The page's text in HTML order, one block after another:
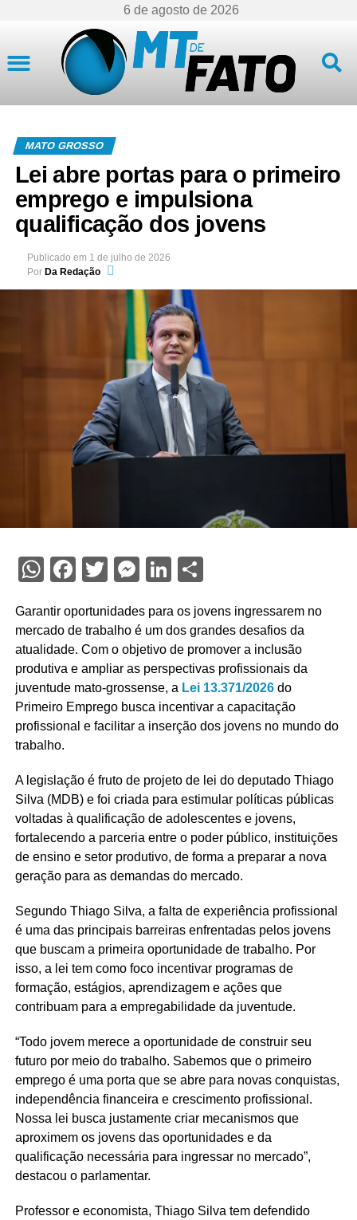
6 de agosto de 2026
MATO GROSSO
Lei abre portas para o primeiro
emprego e impulsiona
qualificação dos jovens
Publicado em 1 de julho de 2026
Por Da Redação
WhatsApp
Facebook
Twitter
Messenger
LinkedIn
Share
Garantir oportunidades para os jovens ingressarem no
mercado de trabalho é um dos grandes desafios da
atualidade. Com o objetivo de promover a inclusão
produtiva e ampliar as perspectivas profissionais da
juventude mato-grossense, a Lei 13.371/2026do
Primeiro Emprego busca incentivar a capacitação
profissional e facilitar a inserção dos jovens no mundo do
trabalho.
A legislação é fruto de projeto de lei do deputado Thiago
Silva (MDB) e foi criada para estimular políticas públicas
voltadas à qualificação de adolescentes e jovens,
fortalecendo a parceria entre o poder público, instituições
de ensino e setor produtivo, de forma a preparar a nova
geração para as demandas do mercado.
Segundo Thiago Silva, a falta de experiência profissional
é uma das principais barreiras enfrentadas pelos jovens
que buscam a primeira oportunidade de trabalho. Por
isso, a lei tem como foco incentivar programas de
formação, estágios, aprendizagem e ações que
contribuam para a empregabilidade da juventude.
“Todo jovem merece a oportunidade de construir seu
futuro por meio do trabalho. Sabemos que o primeiro
emprego é uma porta que se abre para novas conquistas,
independência financeira e crescimento profissional.
Nossa lei busca justamente criar mecanismos que
aproximem os jovens das oportunidades e da
qualificação necessária para ingressar no mercado”,
destacou o parlamentar.
Professor e economista, Thiago Silva tem defendido